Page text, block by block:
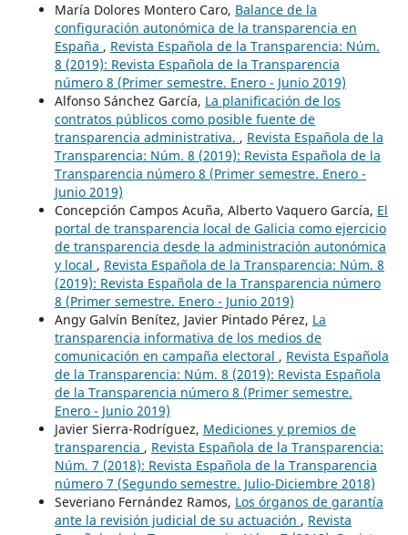
María Dolores Montero Caro, Balance de la
configuración autonómica de la transparencia en
España , Revista Española de la Transparencia: Núm.
8 (2019): Revista Española de la Transparencia
número 8 (Primer semestre. Enero - Junio 2019)
Alfonso Sánchez García, La planificación de los
contratos públicos como posible fuente de
transparencia administrativa. , Revista Española de la
Transparencia: Núm. 8 (2019): Revista Española de la
Transparencia número 8 (Primer semestre. Enero -
Junio 2019)
Concepción Campos Acuña, Alberto Vaquero García, El
portal de transparencia local de Galicia como ejercicio
de transparencia desde la administración autonómica
y local , Revista Española de la Transparencia: Núm. 8
(2019): Revista Española de la Transparencia número
8 (Primer semestre. Enero - Junio 2019)
Angy Galvín Benítez, Javier Pintado Pérez, La
transparencia informativa de los medios de
comunicación en campaña electoral , Revista Española
de la Transparencia: Núm. 8 (2019): Revista Española
de la Transparencia número 8 (Primer semestre.
Enero - Junio 2019)
Javier Sierra-Rodríguez, Mediciones y premios de
transparencia , Revista Española de la Transparencia:
Núm. 7 (2018): Revista Española de la Transparencia
número 7 (Segundo semestre. Julio-Diciembre 2018)
Severiano Fernández Ramos, Los órganos de garantía
ante la revisión judicial de su actuación , Revista